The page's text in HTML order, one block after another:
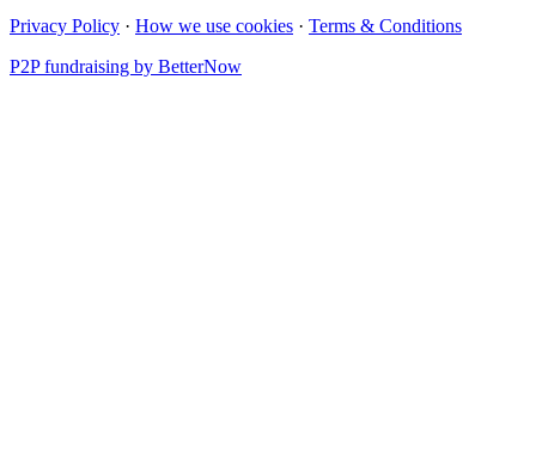
Privacy Policy · How we use cookies · Terms & Conditions
P2P fundraising by BetterNow